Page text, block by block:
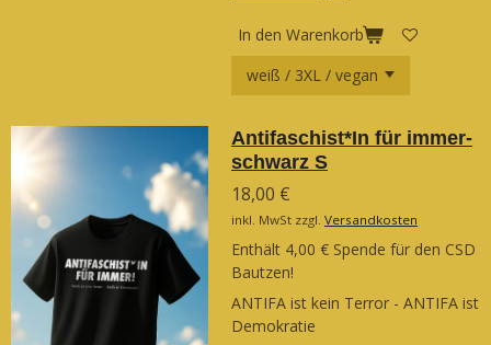
In den Warenkorb
Antifaschist*In für immer-
schwarz S
18,00 €
inkl. MwSt zzgl. Versandkosten
Enthält 4,00 € Spende für den CSD
Bautzen!
ANTIFA ist kein Terror - ANTIFA ist
Demokratie